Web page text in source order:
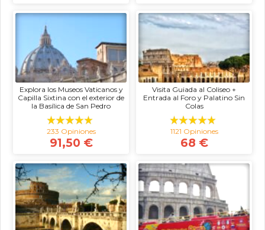
Explora los Museos Vaticanos y
Capilla Sixtina con el exterior de
la Basílica de San Pedro
233 Opiniones
91,50 €
Visita Guiada al Coliseo +
Entrada al Foro y Palatino Sin
Colas
1121 Opiniones
68 €